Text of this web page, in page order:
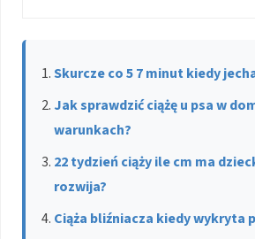
Skurcze co 5 7 minut kiedy
Jak sprawdzić ciążę u psa w
warunkach?
22 tydzień ciąży ile cm ma
rozwija?
Ciąża bliźniacza kiedy wykryta